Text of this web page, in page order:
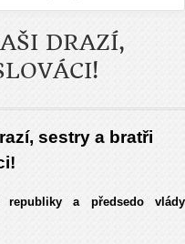
DRAZÍ,
sestry a bratři
republiky a předsedo vlády